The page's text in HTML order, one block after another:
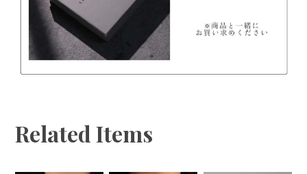
ンセル・返品はお受けできません。
Related Items